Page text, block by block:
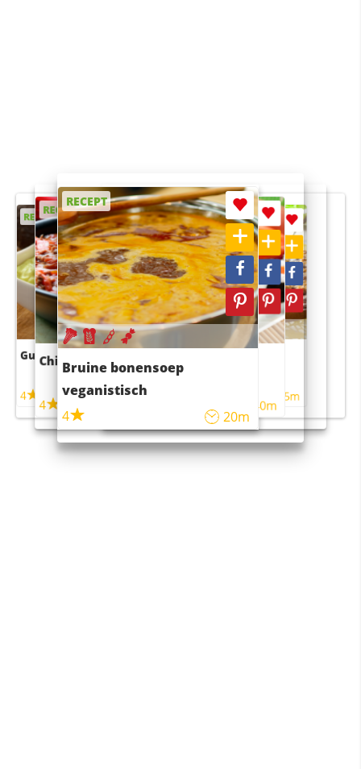
RECEPT
Guacamole
4
RECEPT
Chili con carne
4
RECEPT
Bruine bonensoep
veganistisch
4
20m
RECEPT
Sushi rijstsalade
maaltijdsalade
40m
RECEPT
4 55m